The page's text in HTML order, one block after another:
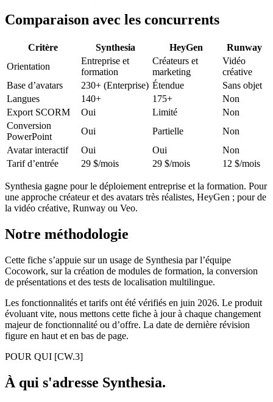
Comparaison avec les concurrents
Critère Synthesia HeyGen
Runway
Orientation
Entreprise et
formation
Créateurs et
marketing
Vidéo
créative
Base d’avatars
230+ (Enterprise) Étendue
Sans objet
Langues
140+ 175+
Non
Export SCORM
Oui Limité
Non
Conversion
PowerPoint
Oui Partielle
Non
Avatar interactif
Oui Oui
Non
Tarif d’entrée
29 $/mois 29 $/mois 12 $/mois
Synthesia gagne pour le déploiement entreprise et la formation. Pour
une approche créateur et des avatars très réalistes, HeyGen ; pour de
la vidéo créative, Runway ou Veo.
Notre méthodologie
Cette fiche s’appuie sur un usage de Synthesia par l’équipe
Cocowork, sur la création de modules de formation, la conversion
de présentations et des tests de localisation multilingue.
Les fonctionnalités et tarifs ont été vérifiés en juin 2026. Le produit
évoluant vite, nous mettons cette fiche à jour à chaque changement
majeur de fonctionnalité ou d’offre. La date de dernière révision
figure en haut et en bas de page.
POUR QUI [CW.3]
À qui s'adresse Synthesia.